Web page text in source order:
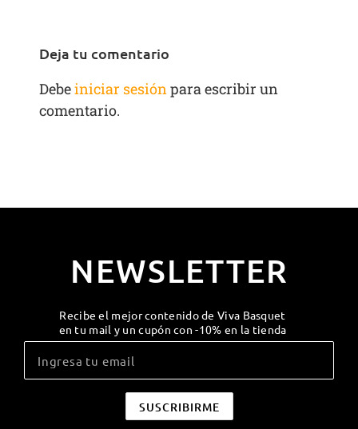
Deja tu comentario
Debeiniciar sesiónpara escribir un
comentario.
NEWSLETTER
Recibe el mejor contenido de Viva Basquet
en tu mail y un cupón con -10% en la tienda